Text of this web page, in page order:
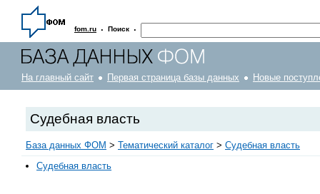
fom.ru · Поиск ·
На главный сайт Первая страница базы данных Новые
Судебная власть
База данных ФОМ > Тематический каталог > Судебная власть
Судебная власть